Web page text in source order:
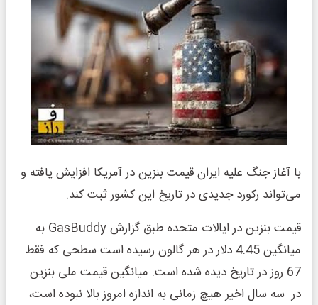
با آغاز جنگ علیه ایران قیمت بنزین در آمریکا افزایش یافته و
می‌تواند رکورد جدیدی در تاریخ این کشور ثبت کند.
قیمت بنزین در ایالات متحده طبق گزارش GasBuddy به
میانگین 4.45 دلار در هر گالون رسیده است سطحی که فقط
67 روز در تاریخ دیده شده است. میانگین قیمت ملی بنزین
در سه سال اخیر هیچ زمانی به اندازه امروز بالا نبوده است،